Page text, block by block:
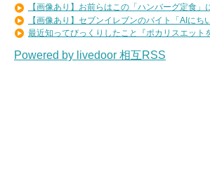
【画像あり】お前らはこの「ハンバーグ定食」
【画像あり】セブンイレブンのバイト「AIにち
最近知ってびっくりしたこと『ポカリスエット
Powered by livedoor 相互RSS